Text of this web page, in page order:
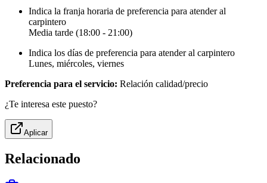
Indica la franja horaria de preferencia para atender al
carpintero
Media tarde (18:00 - 21:00)
Indica los días de preferencia para atender al carpintero
Lunes, miércoles, viernes
Preferencia para el servicio: Relación calidad/precio
¿Te interesa este puesto?
Aplicar
Relacionado